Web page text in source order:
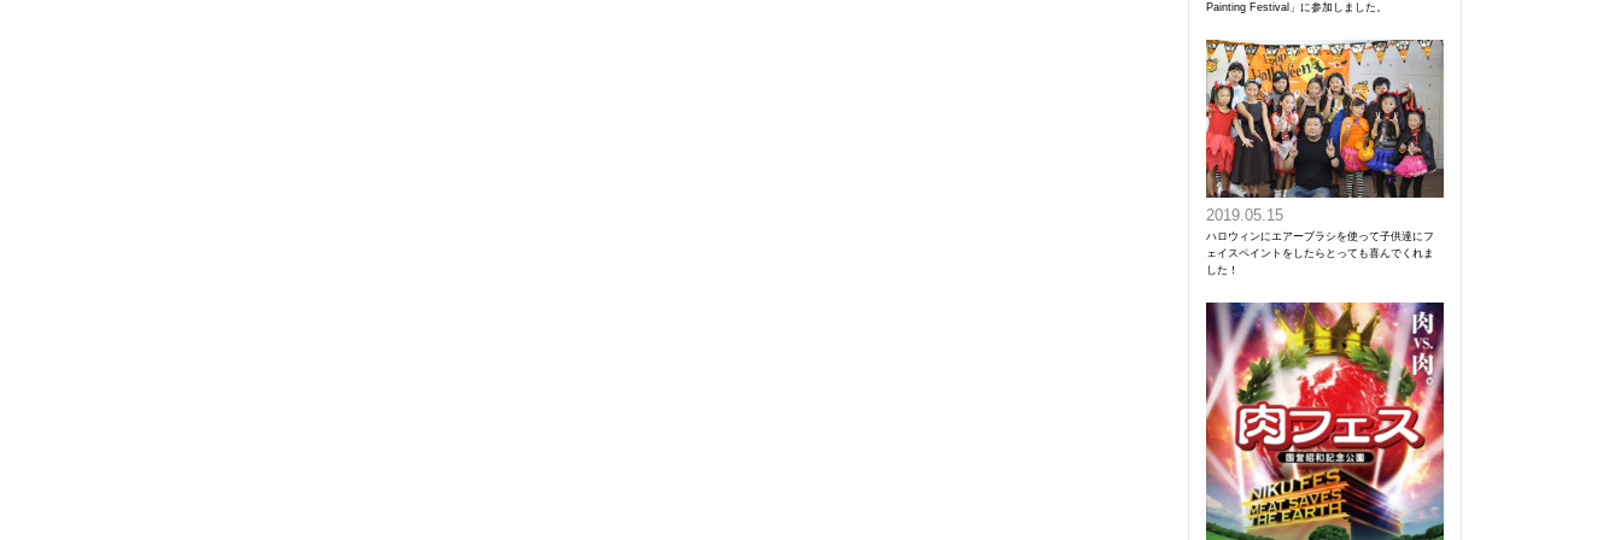
Painting Festival」に参加しました。
2019.05.15
ハロウィンにエアーブラシを使って子供達にフ
ェイスペイントをしたらとっても喜んでくれま
した！